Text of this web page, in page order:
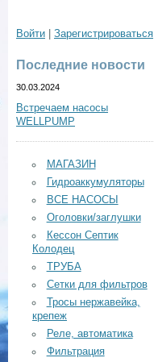
Войти Зарегистрироваться
Последние новости
30.03.2024
Встречаем насосы
WELLPUMP
МАГАЗИН
Гидроаккумуляторы
ВСЕ НАСОСЫ
Оголовки/заглушки
Кессон Септик
Колодец
ТРУБА
Сетки для фильтров
Тросы нержавейка,
крепеж
Реле, автоматика
Фильтрация